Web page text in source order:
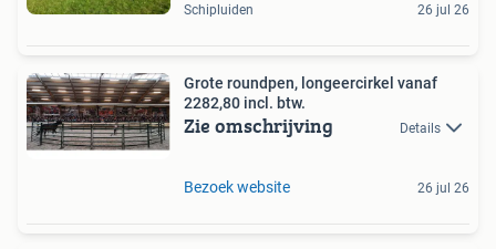
Schipluiden 26 jul 26
Grote roundpen, longeercirkel vanaf
2282,80 incl. btw.
Zie omschrijving Details
Bezoek website 26 jul 26